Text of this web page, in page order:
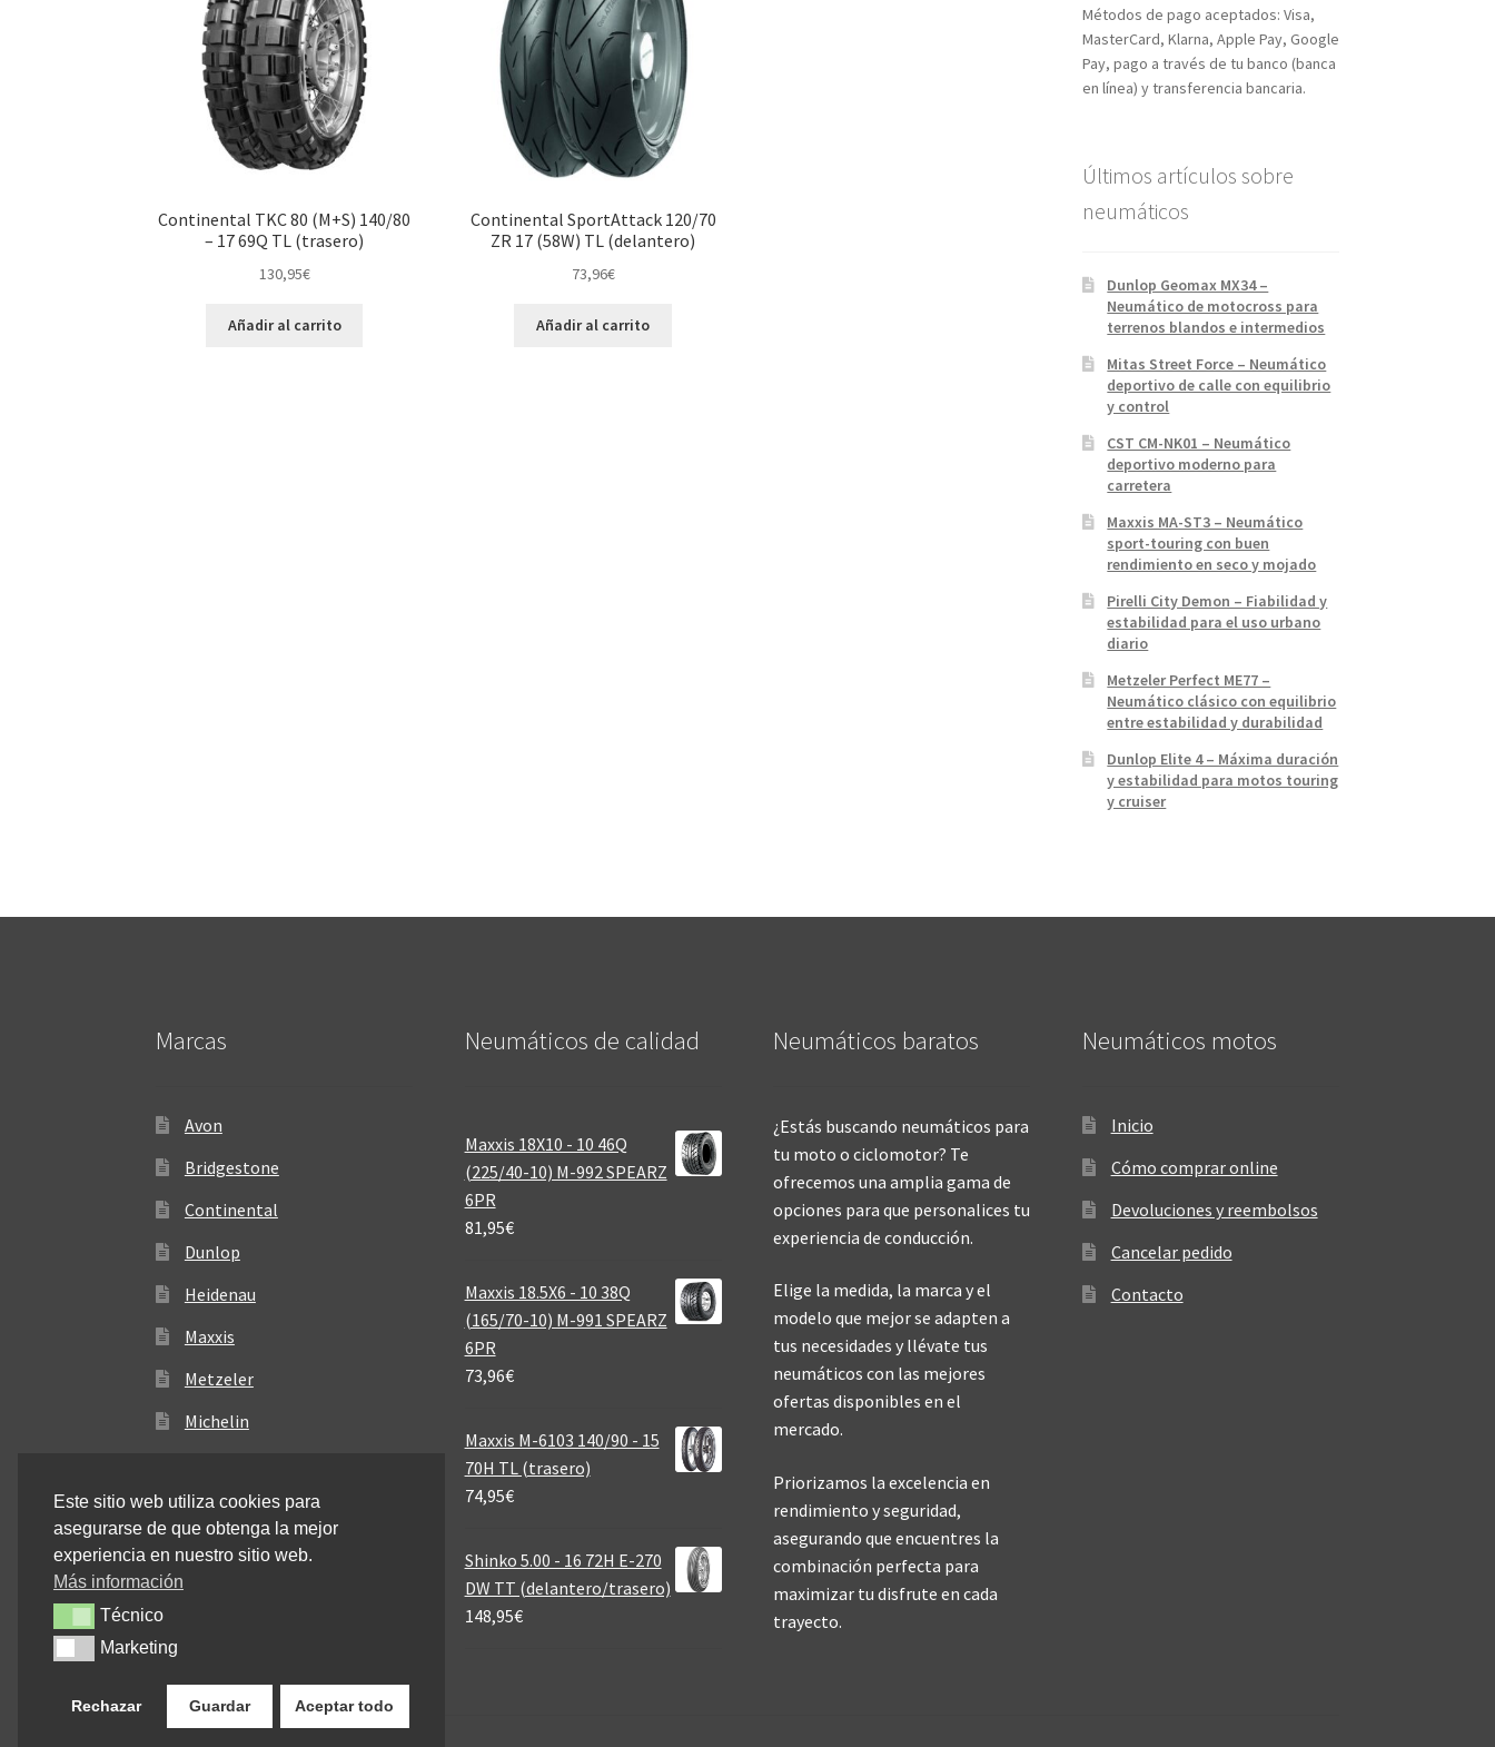
Continental TKC 80 (M+S) 140/80
– 17 69Q TL (trasero)
130,95€
Añadir al carrito
Continental SportAttack 120/70
ZR 17 (58W) TL (delantero)
73,96€
Añadir al carrito
Métodos de pago aceptados: Visa,
MasterCard, Klarna, Apple Pay, Google
Pay, pago a través de tu banco (banca
en línea) y transferencia bancaria.
Últimos artículos sobre
neumáticos
Dunlop Geomax MX34 –
Neumático de motocross para
terrenos blandos e intermedios
Mitas Street Force – Neumático
deportivo de calle con equilibrio
y control
CST CM-NK01 – Neumático
deportivo moderno para
carretera
Maxxis MA-ST3 – Neumático
sport-touring con buen
rendimiento en seco y mojado
Pirelli City Demon – Fiabilidad y
estabilidad para el uso urbano
diario
Metzeler Perfect ME77 –
Neumático clásico con equilibrio
entre estabilidad y durabilidad
Dunlop Elite 4 – Máxima duración
y estabilidad para motos touring
y cruiser
Marcas
Avon
Bridgestone
Continental
Dunlop
Heidenau
Maxxis
Metzeler
Michelin
Pirelli
Neumáticos de calidad‎
Maxxis 18X10 - 10 46Q
(225/40-10) M-992 SPEARZ
6PR
81,95€
Maxxis 18.5X6 - 10 38Q
(165/70-10) M-991 SPEARZ
6PR
73,96€
Maxxis M-6103 140/90 - 15
70H TL (trasero)
74,95€
Shinko 5.00 - 16 72H E-270
DW TT (delantero/trasero)
148,95€
Neumáticos baratos
¿Estás buscando neumáticos para
tu moto o ciclomotor? Te
ofrecemos una amplia gama de
opciones para que personalices tu
experiencia de conducción.
Elige la medida, la marca y el
modelo que mejor se adapten a
tus necesidades y llévate tus
neumáticos con las mejores
ofertas disponibles en el
mercado.
Priorizamos la excelencia en
rendimiento y seguridad,
asegurando que encuentres la
combinación perfecta para
maximizar tu disfrute en cada
trayecto.
Neumáticos motos
Inicio
Cómo comprar online
Devoluciones y reembolsos
Cancelar pedido
Contacto
Este sitio web utiliza cookies para
asegurarse de que obtenga la mejor
experiencia en nuestro sitio web.
Más información
TécnicoTécnico
MarketingMarketing
Rechazar Guardar Aceptar todo